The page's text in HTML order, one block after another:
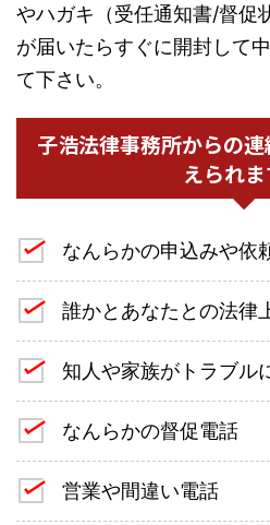
やハガキ（受任通知書/督促
が届いたらすぐに開封して
て下さい。
子浩法律事務所からの
えられま
なんらかの申込みや依
誰かとあなたとの法律
知人や家族がトラブル
なんらかの督促電話
営業や間違い電話